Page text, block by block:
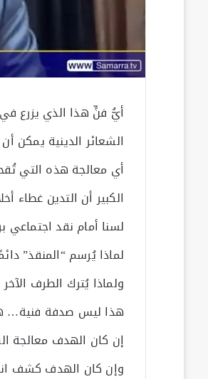
أيُّ فنٍّ هذا الذي يزرع في
الشعائر الدينية يمكن
أي معالجة هذه التي
الكبير أن التدين غطاء
لسنا أمام نقد اجتماعي
لماذا يُرسم “المنقذ”
ولماذا يُترك الطرف
هذا ليس صدفة فنية…
إن كان الهدف معالجة
وإن كان الهدف كشف